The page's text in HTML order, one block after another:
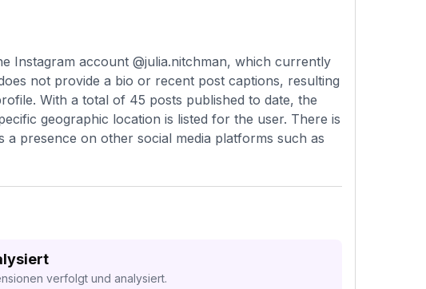
Instagram account @julia.nitchman, which currently
not provide a bio or recent post captions, resulting
With a total of 45 posts published to date, the
geographic location is listed for the user. There is
a presence on other social media platforms such as
verfolgt und analysiert.